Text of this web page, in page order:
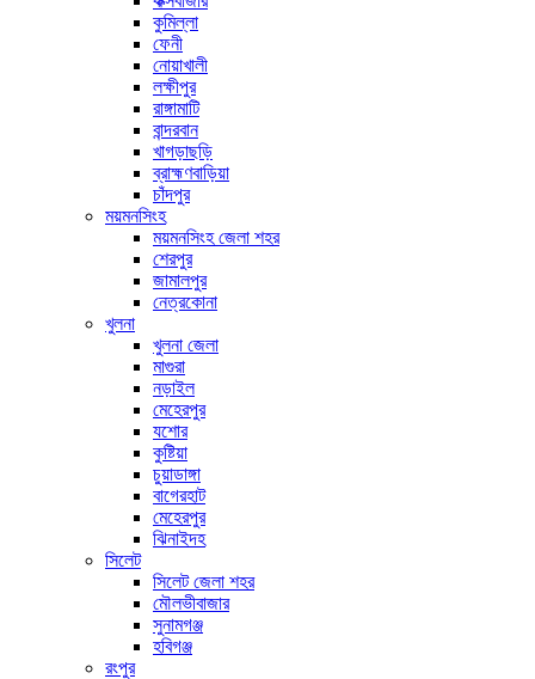
কুমিল্লা
ফেনী
নোয়াখালী
লক্ষীপুর
রাঙ্গামাটি
বান্দরবান
খাগড়াছড়ি
ব্রাহ্মণবাড়িয়া
চাঁদপুর
ময়মনসিংহ
ময়মনসিংহ জেলা শহর
শেরপুর
জামালপুর
নেত্রকোনা
খুলনা
খুলনা জেলা
মাগুরা
নড়াইল
মেহেরপুর
যশোর
কুষ্টিয়া
চুয়াডাঙ্গা
বাগেরহাট
মেহেরপুর
ঝিনাইদহ
সিলেট
সিলেট জেলা শহর
মৌলভীবাজার
সুনামগঞ্জ
হবিগঞ্জ
রংপুর